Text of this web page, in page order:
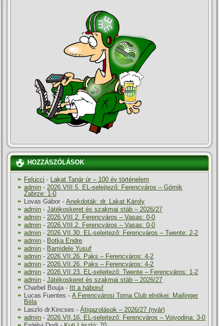
HOZZÁSZÓLÁSOK
Felucci - Lakat Tanár úr – 100 év történelem
admin -2026.VIII.5. EL-selejtező: Ferencváros – Górnik
Zabrze: 1-0
Lovas Gábor -Anekdoták: dr. Lakat Károly
admin -Játékoskeret és szakmai stáb – 2026/27
admin -2026.VIII.2. Ferencváros – Vasas: 0-0
admin -2026.VIII.2. Ferencváros – Vasas: 0-0
admin -2026.VII.30. EL-selejtező: Ferencváros – Twente: 2-2
admin - Botka Endre
admin - Bamidele Yusuf
admin -2026.VII.26. Paks – Ferencváros: 4-2
admin -2026.VII.26. Paks – Ferencváros: 4-2
admin -2026.VII.23. EL-selejtező: Twente – Ferencváros: 1-2
admin -Játékoskeret és szakmai stáb – 2026/27
Charbel Bouja- Itt a háboru!
Lucas Fuentes -A Ferencvárosi Torna Club elnökei: Mailinger
Béla
Laszlo dr.Kincses -Átigazolások – 2026/27 (nyár)
admin -2026.VII.16. EL-selejtező: Ferencváros – Vojvodina: 3-0